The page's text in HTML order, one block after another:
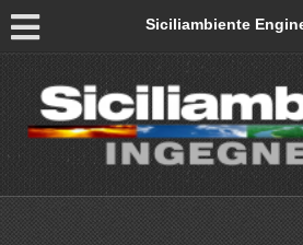
Siciliambiente